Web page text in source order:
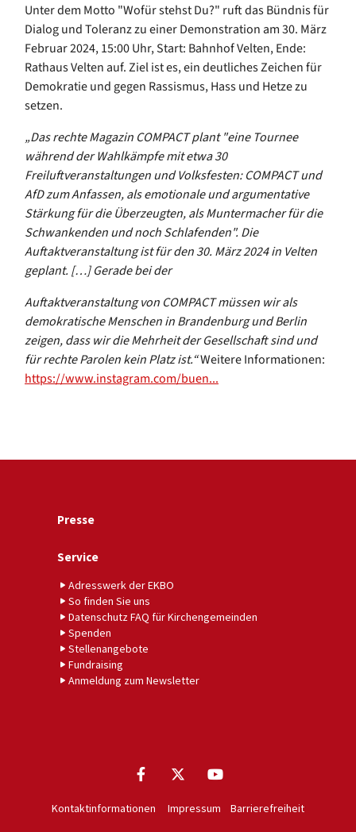
Unter dem Motto "Wofür stehst Du?" ruft das Bündnis für
Dialog und Toleranz zu einer Demonstration am 30. März
Februar 2024, 15:00 Uhr, Start: Bahnhof Velten, Ende:
Rathaus Velten auf. Ziel ist es, ein deutliches Zeichen für
Demokratie und gegen Rassismus, Hass und Hetze zu
setzen.
„Das rechte Magazin COMPACT plant "eine Tournee
während der Wahlkämpfe mit etwa 30
Freiluftveranstaltungen und Volksfesten: COMPACT und
AfD zum Anfassen, als emotionale und argumentative
Stärkung für die Überzeugten, als Muntermacher für die
Schwankenden und noch Schlafenden". Die
Auftaktveranstaltung ist für den 30. März 2024 in Velten
geplant. […] Gerade bei der
Auftaktveranstaltung von COMPACT müssen wir als
demokratische Menschen in Brandenburg und Berlin
zeigen, dass wir die Mehrheit der Gesellschaft sind und
für rechte Parolen kein Platz ist.“Weitere Informationen:
https://www.instagram.com/buen...
Presse
Service
Adresswerk der EKBO
So finden Sie uns
Datenschutz FAQ für Kirchengemeinden
Spenden
Stellenangebote
Fundraising
Anmeldung zum Newsletter
Kontaktinformationen Impressum Barrierefreiheit